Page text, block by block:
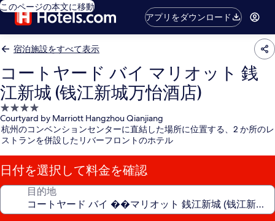
このページの本文に移動
アプリをダウンロード
宿泊施設をすべて表示
コートヤード バイ マリオット 銭
江新城 (钱江新城万怡酒店)
4.0
つ
星
泊
施
設
Courtyard by Marriott Hangzhou Qianjiang
杭州のコンベンションセンターに直結した場所に位置する、2 か所のレ
ストランを併設したリバーフロントのホテル
日付を選択して料金を確認
目的地